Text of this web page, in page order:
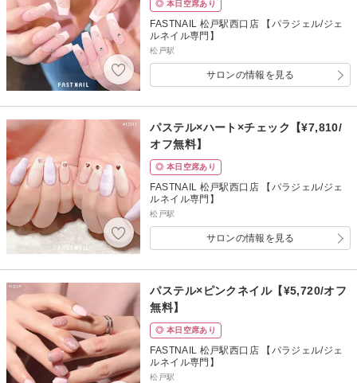
◎ 本日空席あり
FASTNAIL 松戸駅西口店 【パラジェル/ジェ
ルネイル専門】
松戸駅
サロンの情報を見る
パステル×ハート×チェック【¥7,810/
オフ無料】
◎ 本日空席あり
FASTNAIL 松戸駅西口店 【パラジェル/ジェ
ルネイル専門】
松戸駅
サロンの情報を見る
パステル×ピンクネイル【¥5,720/オフ
無料】
◎ 本日空席あり
FASTNAIL 松戸駅西口店 【パラジェル/ジェ
ルネイル専門】
松戸駅